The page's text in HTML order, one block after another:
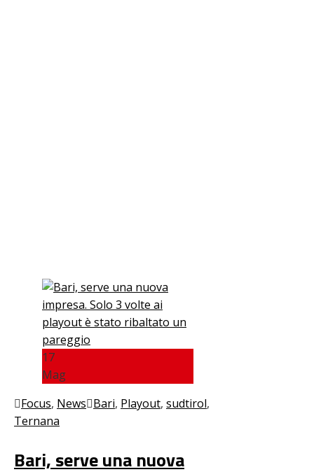
17
Mag
Focus, News Bari, Playout, sudtirol,
Ternana
Bari, serve una nuova